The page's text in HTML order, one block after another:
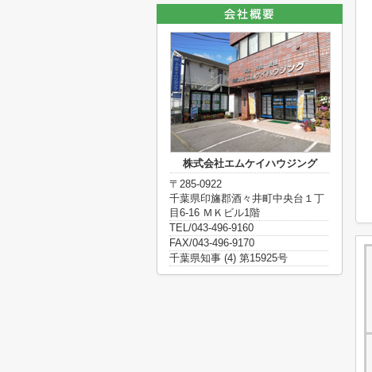
株式会社エムケイハウジング
〒285-0922
千葉県印旛郡酒々井町中央台１丁
目6-16 ＭＫビル1階
TEL/043-496-9160
FAX/043-496-9170
千葉県知事 (4) 第15925号